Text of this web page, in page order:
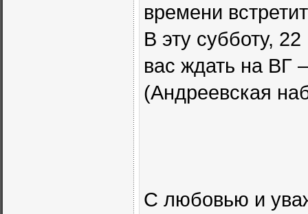
времени
В эту субботу,
вас ждать на ВГ
(Андреевская
С любовью и